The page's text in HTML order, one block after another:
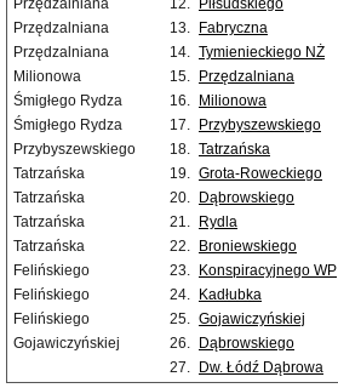
Przędzalniana
12. Piłsudskiego
Przędzalniana
13. Fabryczna
Przędzalniana
14. Tymienieckiego NŻ
Milionowa
15. Przędzalniana
Śmigłego Rydza
16. Milionowa
Śmigłego Rydza
17. Przybyszewskiego
Przybyszewskiego
18. Tatrzańska
Tatrzańska
19. Grota-Roweckiego
Tatrzańska
20. Dąbrowskiego
Tatrzańska
21. Rydla
Tatrzańska
22. Broniewskiego
Felińskiego
23. Konspiracyjnego WP
Felińskiego
24. Kadłubka
Felińskiego
25. Gojawiczyńskiej
Gojawiczyńskiej
26. Dąbrowskiego
27.
Dw. Łódź Dąbrowa